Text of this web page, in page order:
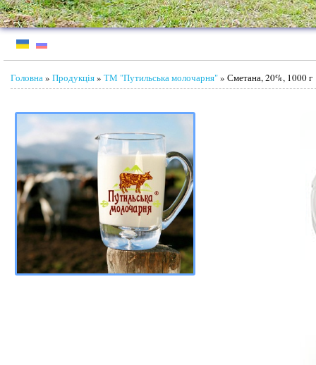
Ви є тут
Головна» Продукція» ТМ "Путильська молочарня"» Сметана, 20%, 1000 г